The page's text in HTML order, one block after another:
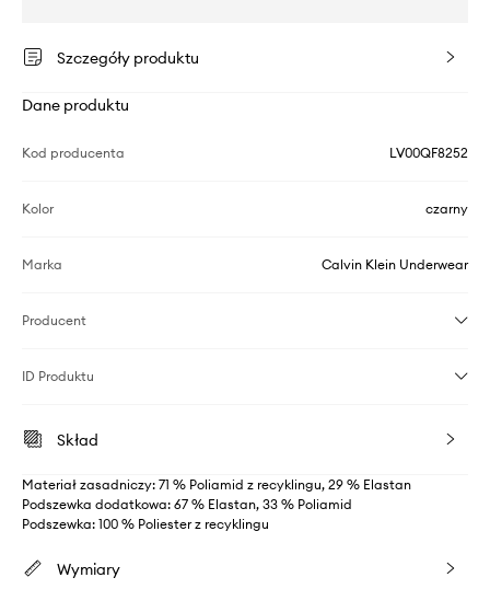
Szczegóły produktu
Dane produktu
Kod producenta LV00QF8252
Kolor czarny
Marka Calvin Klein Underwear
Producent
ID Produktu
Skład
Materiał zasadniczy: 71 % Poliamid z recyklingu, 29 % Elastan
Podszewka dodatkowa: 67 % Elastan, 33 % Poliamid
Podszewka: 100 % Poliester z recyklingu
Wymiary